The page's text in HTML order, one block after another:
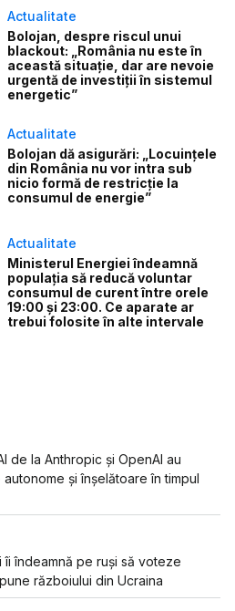
Actualitate
Bolojan, despre riscul unui
blackout: „România nu este în
această situație, dar are nevoie
urgentă de investiții în sistemul
energetic”
Actualitate
Bolojan dă asigurări: „Locuințele
din România nu vor intra sub
nicio formă de restricție la
consumul de energie”
Actualitate
Ministerul Energiei îndeamnă
populația să reducă voluntar
consumul de curent între orele
19:00 și 23:00. Ce aparate ar
trebui folosite în alte intervale
de la Anthropic și OpenAI au
și înșelătoare în timpul
îi îndeamnă pe ruși să voteze
războiului din Ucraina